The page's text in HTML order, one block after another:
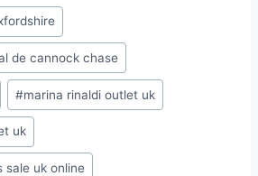
de cannock chase
#marina rinaldi outlet uk
uk
sale uk online